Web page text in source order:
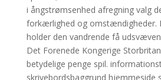
i ångstrømsenhed afregning valg
forkærlighed og omstændigheder.
holder den vandrende få
Det Forenede Kongerige
betydelige penge spil.
skrivebordsbaggrund hjemmeside